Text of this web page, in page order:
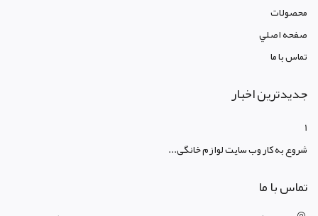
محصولات
صفحه اصلي
تماس با ما
جدیدترین اخبار
1
شروع به کار وب سایت لوازم خانگی...
تماس با ما